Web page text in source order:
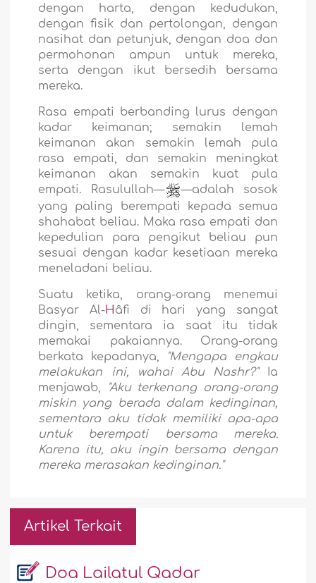
dengan harta, dengan kedudukan,
dengan fisik dan pertolongan, dengan
nasihat dan petunjuk, dengan doa dan
permohonan ampun untuk mereka,
serta dengan ikut bersedih bersama
mereka.
Rasa empati berbanding lurus dengan
kadar keimanan; semakin lemah
keimanan akan semakin lemah pula
rasa empati, dan semakin meningkat
keimanan akan semakin kuat pula
empati. Rasulullah—
—adalah sosok
yang paling berempati kepada semua
shahabat beliau. Maka rasa empati dan
kepedulian para pengikut beliau pun
sesuai dengan kadar kesetiaan mereka
meneladani beliau.
Suatu ketika, orang-orang menemui
Basyar Al-Hâfi di hari yang sangat
dingin, sementara ia saat itu tidak
memakai pakaiannya. Orang-orang
berkata kepadanya,
"Mengapa engkau
melakukan ini, wahai Abu Nashr?"Ia
menjawab,
"Aku terkenang orang-orang
miskin yang berada dalam kedinginan,
sementara aku tidak memiliki apa-apa
untuk berempati bersama mereka.
Karena itu, aku ingin bersama dengan
mereka merasakan kedinginan."
Artikel Terkait
Doa Lailatul Qadar